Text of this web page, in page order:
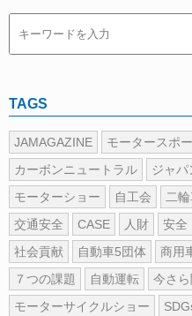
TAGS
JAMAGAZINE モータースポ
カーボンニュートラル
ジャ
モーターショー
自工会 二
交通安全
CASE 人財 安全
社会貢献
自動車5団体 商用
７つの課題
自動運転 今さ
モーターサイクルショー